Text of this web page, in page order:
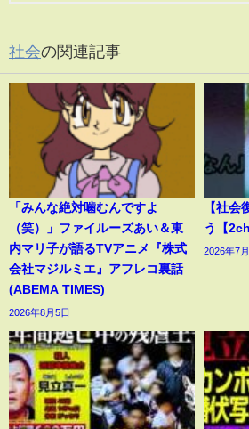
社会の関連記事
「みんな絶対噛むんですよ
（笑）」ファイルーズあい＆東
内マリ子が語るTVアニメ『株式
会社マジルミエ』アフレコ裏話
(ABEMA TIMES)
2026年8月5日
【社会
う【
2026年7